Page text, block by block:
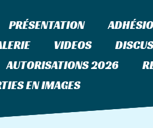
PRÉSENTATION
VIDEOS
AUTORISATIONS 2026
EN IMAGES
Sailfish